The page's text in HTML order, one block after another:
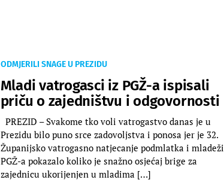
ODMJERILI SNAGE U PREZIDU
Mladi vatrogasci iz PGŽ-a ispisali
priču o zajedništvu i odgovornosti
PREZID – Svakome tko voli vatrogastvo danas je u
Prezidu bilo puno srce zadovoljstva i ponosa jer je 32.
Županijsko vatrogasno natjecanje podmlatka i mladeži
PGŽ-a pokazalo koliko je snažno osjećaj brige za
zajednicu ukorijenjen u mladima […]